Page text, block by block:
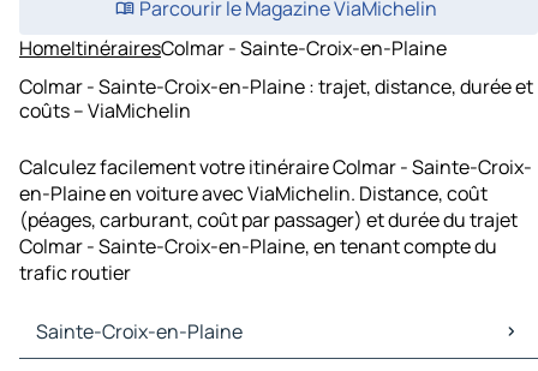
Parcourir le Magazine ViaMichelin
HomeItinérairesColmar - Sainte-Croix-en-Plaine
Colmar - Sainte-Croix-en-Plaine : trajet, distance, durée et
coûts – ViaMichelin
Calculez facilement votre itinéraire Colmar - Sainte-Croix-
en-Plaine en voiture avec ViaMichelin. Distance, coût
(péages, carburant, coût par passager) et durée du trajet
Colmar - Sainte-Croix-en-Plaine, en tenant compte du
trafic routier
Sainte-Croix-en-Plaine